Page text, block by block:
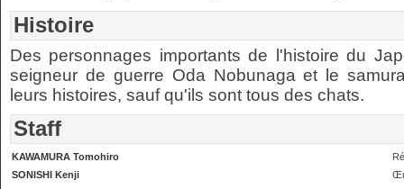
Histoire
Des personnages importants de l'histoire du
seigneur de guerre Oda Nobunaga et le
leurs histoires, sauf qu'ils sont tous des chats.
Staff
KAWAMURA Tomohiro
SONISHI Kenji